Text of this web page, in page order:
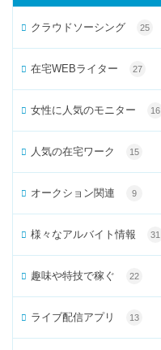
クラウドソーシング 25
在宅WEBライター 27
女性に人気のモニター 16
人気の在宅ワーク 15
オークション関連 9
様々なアルバイト情報 31
趣味や特技で稼ぐ 22
ライブ配信アプリ 13